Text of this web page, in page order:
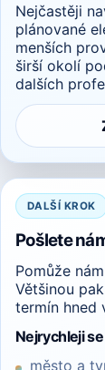
Nejčastěji
plánované
menších
širší okolí
dalších
DALŠÍ KROK
Pošlete
Pomůže
Většinou
termín hned
Nejrychleji
město a